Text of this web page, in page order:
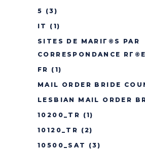
5 (3)
IT
(1)
SITES DE MARIГ©S PAR
CORRESPONDANCE
FR (1)
MAIL ORDER BRIDE
LESBIAN MAIL ORDER
10200_TR (1)
10120_TR (2)
10500_SAT
(3)